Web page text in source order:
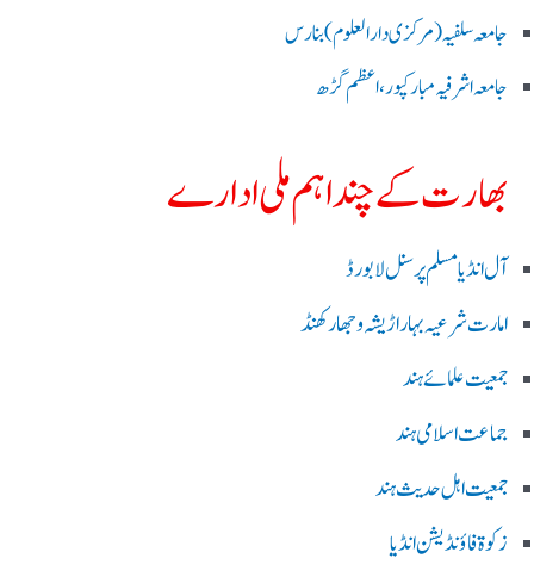
جامعہ سلفیہ(مرکزی دارالعلوم )بنارس
جامعہ اشرفیہ مبارکپور،اعظم گڑھ
بھارت کے چند اہم ملی ادارے
آل انڈیا مسلم پرسنل لا بورڈ
امارت شرعیہ بہار اڑیشہ و جھارکھنڈ
جمعیت علمائے ہند
جماعت اسلامی ہند
جمعیت اہل حدیث ہند
زکوۃ فاؤنڈیشن انڈیا